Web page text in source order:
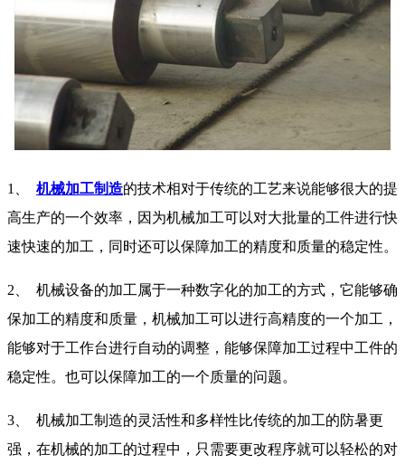
1、 机械加工制造的技术相对于传统的工艺来说能够很大的提
高生产的一个效率，因为机械加工可以对大批量的工件进行快
速快速的加工，同时还可以保障加工的精度和质量的稳定性。
2、
机械设备的加工属于一种数字化的加工的方式，它能够确
保加工的精度和质量，机械加工可以进行高精度的一个加工，
能够对于工作台进行自动的调整，能够保障加工过程中工件的
稳定性。也可以保障加工的一个质量的问题。
3、
机械加工制造的灵活性和多样性比传统的加工的防暑更
强，在机械的加工的过程中，只需要更改程序就可以轻松的对